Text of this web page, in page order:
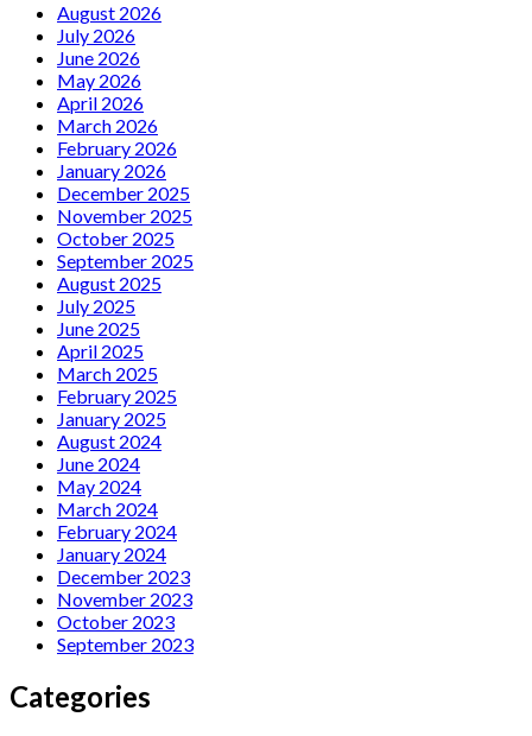
August 2026
July 2026
June 2026
May 2026
April 2026
March 2026
February 2026
January 2026
December 2025
November 2025
October 2025
September 2025
August 2025
July 2025
June 2025
April 2025
March 2025
February 2025
January 2025
August 2024
June 2024
May 2024
March 2024
February 2024
January 2024
December 2023
November 2023
October 2023
September 2023
Categories